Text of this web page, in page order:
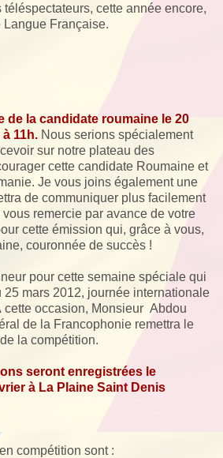
téléspectateurs, cette année encore,
Française.
de la candidate roumaine le 20
11h. Nous serions spécialement
sur notre plateau des
cette candidate Roumaine et
Je vous joins également une
de communiquer plus facilement
remercie par avance de votre
cette émission qui, grâce à vous,
couronnée de succès !
pour cette semaine spéciale qui
25 mars 2012, journée internationale
cette occasion, Monsieur Abdou
de la Francophonie remettra le
la compétition.
seront enregistrées le
à La Plaine Saint Denis
compétition sont :